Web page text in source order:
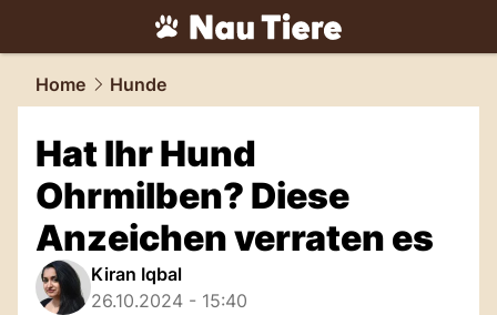
tiere.NAU.ch
Home Hunde
Hat Ihr Hund
Ohrmilben? Diese
Anzeichen verraten es
Kiran Iqbal
26.10.2024 - 15:40